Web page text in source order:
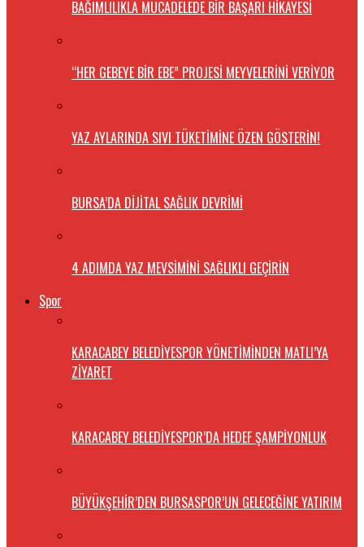
BAĞIMLILIKLA MÜCADELEDE BİR BAŞARI HİKAYESİ
“HER GEBEYE BİR EBE” PROJESİ MEYVELERİNİ VERİYOR
YAZ AYLARINDA SIVI TÜKETİMİNE ÖZEN GÖSTERİN!
BURSA’DA DİJİTAL SAĞLIK DEVRİMİ
4 ADIMDA YAZ MEVSİMİNİ SAĞLIKLI GEÇİRİN
Spor
KARACABEY BELEDİYESPOR YÖNETİMİNDEN MATLI’YA
ZİYARET
KARACABEY BELEDİYESPOR’DA HEDEF ŞAMPİYONLUK
BÜYÜKŞEHİR’DEN BURSASPOR’UN GELECEĞİNE YATIRIM